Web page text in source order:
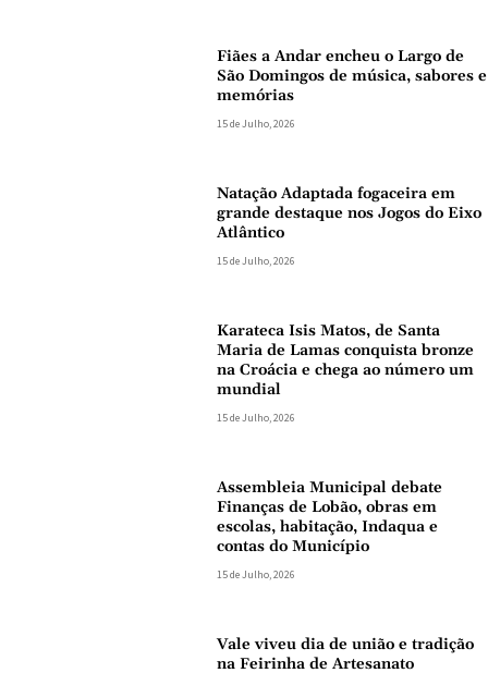
Fiães a Andar encheu o Largo de
São Domingos de música, sabores e
memórias
15 de Julho, 2026
Natação Adaptada fogaceira em
grande destaque nos Jogos do Eixo
Atlântico
15 de Julho, 2026
Karateca Isis Matos, de Santa
Maria de Lamas conquista bronze
na Croácia e chega ao número um
mundial
15 de Julho, 2026
Assembleia Municipal debate
Finanças de Lobão, obras em
escolas, habitação, Indaqua e
contas do Município
15 de Julho, 2026
Vale viveu dia de união e tradição
na Feirinha de Artesanato